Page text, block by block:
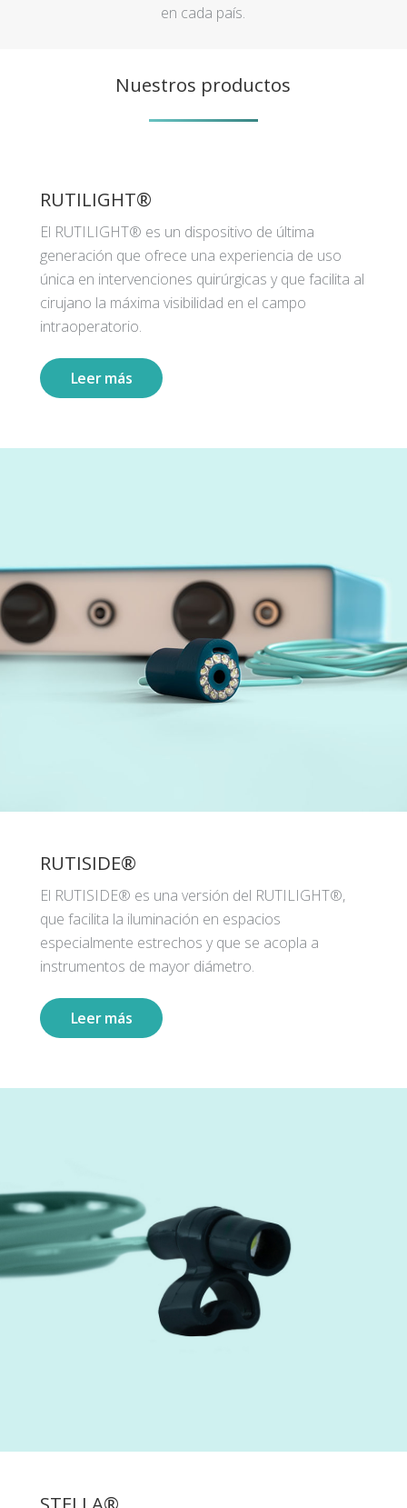
en cada país.
Nuestros productos
RUTILIGHT®
El RUTILIGHT® es un dispositivo de última
generación que ofrece una experiencia de uso
única en intervenciones quirúrgicas y que facilita al
cirujano la máxima visibilidad en el campo
intraoperatorio.
Leer más
RUTISIDE®
El RUTISIDE® es una versión del RUTILIGHT®,
que facilita la iluminación en espacios
especialmente estrechos y que se acopla a
instrumentos de mayor diámetro.
Leer más